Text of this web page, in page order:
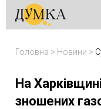
Головна > Новини >
На
зношених